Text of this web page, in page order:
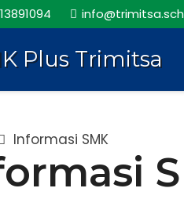
Plus Trimitsa
Informasi SMK